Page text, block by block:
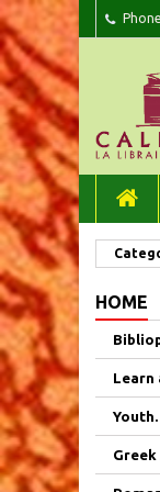
HOME
Learn
Youth.